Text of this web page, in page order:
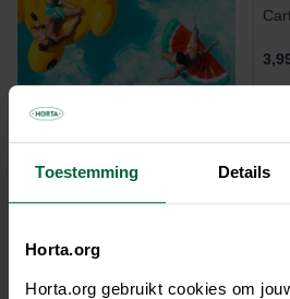
Toestemming Details
Horta.org
Horta.org gebruikt cookies om